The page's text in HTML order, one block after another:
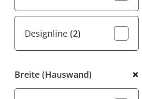
Designline (2)
Breite (Hauswand)